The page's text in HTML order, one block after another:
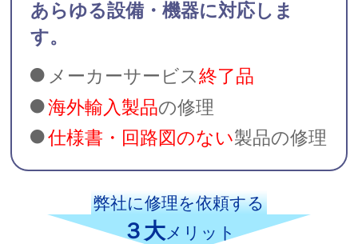
あらゆる設備・機器に対応しま
す。
メーカーサービス終了品
海外輸入製品の修理
仕様書・回路図のない製品の修理
弊社に修理を依頼する
３大 メリット